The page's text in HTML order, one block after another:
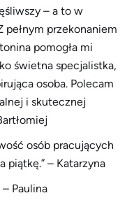
– a to w
pełnym przekonaniem
pomogła mi
świetna specjalistka,
osoba. Polecam
i skutecznej
osób pracujących
piątkę.” – Katarzyna
Paulina